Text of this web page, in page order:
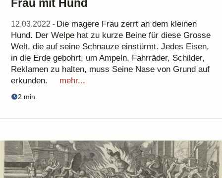
Frau mit Hund
12.03.2022 - Die magere Frau zerrt an dem kleinen
Hund. Der Welpe hat zu kurze Beine für diese Grosse
Welt, die auf seine Schnauze einstürmt. Jedes Eisen,
in die Erde gebohrt, um Ampeln, Fahrräder, Schilder,
Reklamen zu halten, muss Seine Nase von Grund auf
erkunden.
mehr...
2 min.